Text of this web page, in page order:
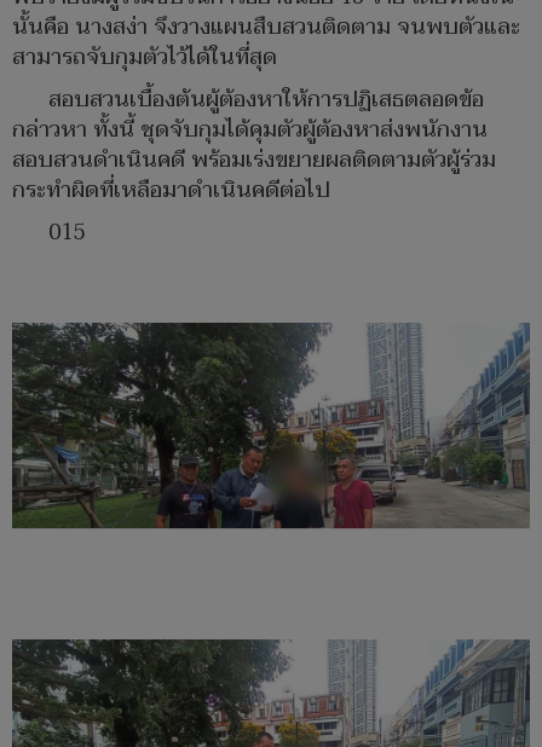
นั้นคือ นางสง่า จึงวางแผนสืบสวนติดตาม จนพบตัวและ
สามารถจับกุมตัวไว้ได้ในที่สุด
สอบสวนเบื้องต้นผู้ต้องหาให้การปฏิเสธตลอดข้อ
กล่าวหา ทั้งนี้ ชุดจับกุมได้คุมตัวผู้ต้องหาส่งพนักงาน
สอบสวนดำเนินคดี พร้อมเร่งขยายผลติดตามตัวผู้ร่วม
กระทำผิดที่เหลือมาดำเนินคดีต่อไป
015